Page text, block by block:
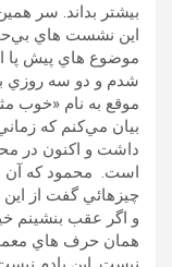
بيشتر بداند. سر
اين نشست هاي
موضوع هاي پيش پا
شدم و دو سه روزي
موقع به نام «خوب
بيان مي‌كنم كه
داشت و اكنون در
است. محمود كه آن
چيزهائي گفت از اين
و اگر عقب بنشينم
همان حرف هاي